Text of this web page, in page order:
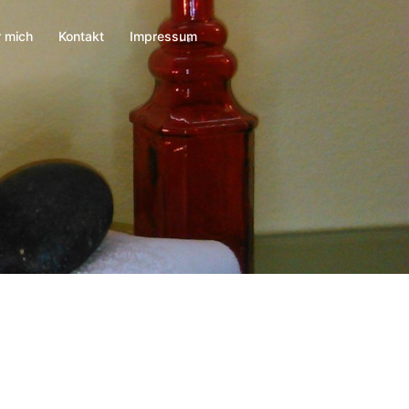
mich Kontakt Impressum